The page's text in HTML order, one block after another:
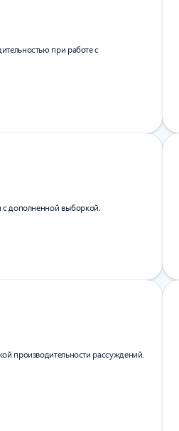
при работе с
с дополненной выборкой.
производительности рассуждений.